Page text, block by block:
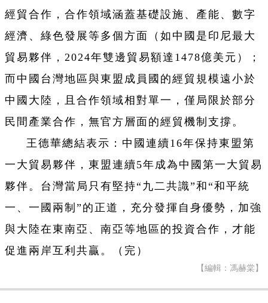
經貿合作，合作領域涵蓋基礎設施、產能、數字
經濟、綠色發展等多個方面（如中國是印尼最大
貿易夥伴，2024年雙邊貿易額達1478億美元）；
而中國台灣地區與東盟成員國的經貿規模遠小於
中國大陸，且合作領域相對單一，僅局限於部分
民間產業合作，無官方層面的經貿機制支撐。
王德華總結表示：中國連續16年保持東盟第
一大貿易夥伴，東盟連續5年成為中國第一大貿易
夥伴。台灣當局只有堅持“九二共識”和“和平統
一、一國兩制”的正道，充分發揮自身優勢，加強
與大陸在東南亞、南亞等地區的投資合作，才能
促進兩岸互利共贏。（完）
【編輯：馮赫棠】